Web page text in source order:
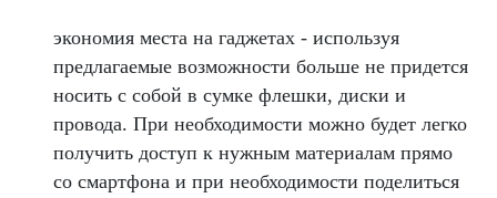
экономия места на гаджетах - используя
предлагаемые возможности больше не придется
носить с собой в сумке флешки, диски и
провода. При необходимости можно будет легко
получить доступ к нужным материалам прямо
со смартфона и при необходимости поделиться